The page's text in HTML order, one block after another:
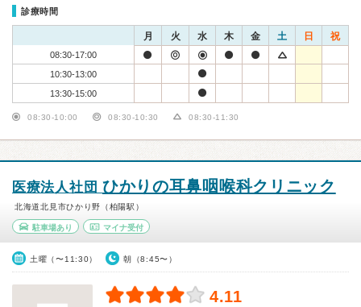
診療時間
月 火 水 木 金 土 日 祝
08:30-17:00
10:30-13:00
13:30-15:00
08:30-10:00 08:30-10:30 08:30-11:30
医療法人社団 ひかりの耳鼻咽喉科クリニック
北海道北見市ひかり野（柏陽駅）
駐車場あり マイナ受付
土曜（〜11:30） 朝（8:45〜）
4.11